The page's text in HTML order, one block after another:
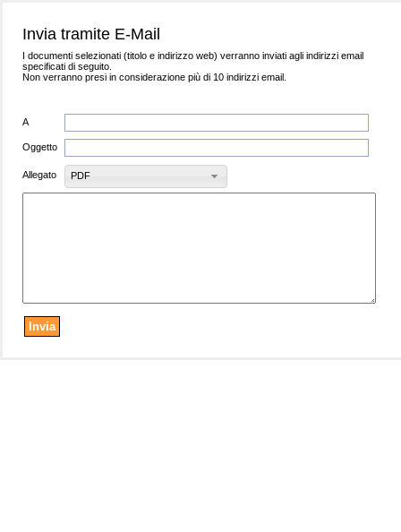
Invia tramite E-Mail
I documenti selezionati (titolo e indirizzo web) verranno inviati agli indirizzi email
specificati di seguito.
Non verranno presi in considerazione più di 10 indirizzi email.
A
Oggetto
Allegato PDF